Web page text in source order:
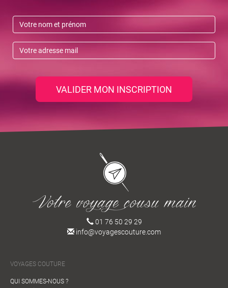
VALIDER MON INSCRIPTION
01 76 50 29 29
info@voyagescouture.com
VOYAGES COUTURE
QUI SOMMES-NOUS ?